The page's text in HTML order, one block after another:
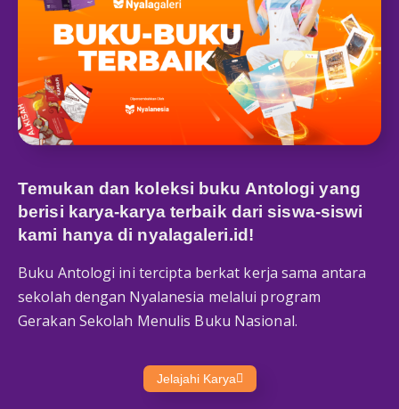
Temukan dan koleksi buku Antologi yang
berisi karya-karya terbaik dari siswa-siswi
kami hanya di nyalagaleri.id !
Buku Antologi ini tercipta berkat kerja sama antara
sekolah dengan Nyalanesia melalui program
Gerakan Sekolah Menulis Buku Nasional.
Jelajahi Karya